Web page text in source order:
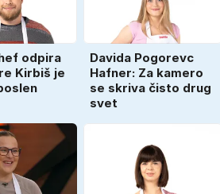
odpira
Kirbiš je
Davida Pogorevc
Hafner: Za kamero
se skriva čisto drug
svet